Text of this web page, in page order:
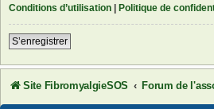
Conditions d’utilisation
Politique de
S’enregistrer
Site FibromyalgieSOS Forum de